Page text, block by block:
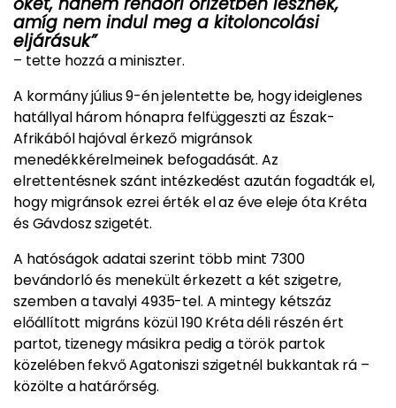
amíg nem indul meg a kitoloncolási
eljárásuk”
– tette hozzá a miniszter.
A kormány július 9-én jelentette be, hogy ideiglenes
hatállyal három hónapra felfüggeszti az Észak-
Afrikából hajóval érkező migránsok
menedékkérelmeinek befogadását. Az
elrettentésnek szánt intézkedést azután fogadták el,
hogy migránsok ezrei érték el az éve eleje óta Kréta
és Gávdosz szigetét.
A hatóságok adatai szerint több mint 7300
bevándorló és menekült érkezett a két szigetre,
szemben a tavalyi 4935-tel. A mintegy kétszáz
előállított migráns közül 190 Kréta déli részén ért
partot, tizenegy másikra pedig a török partok
közelében fekvő Agatoniszi szigetnél bukkantak rá –
közölte a határőrség.